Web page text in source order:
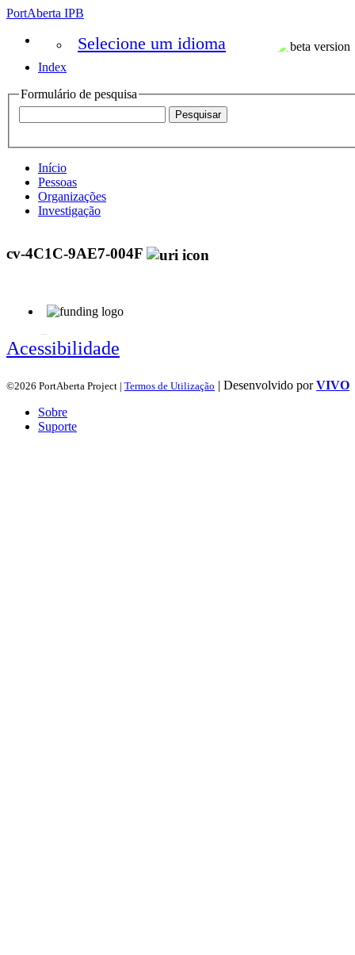
PortAberta IPB
Selecione um idioma
Index
Formulário de pesquisa
Início
Pessoas
Organizações
Investigação
cv-4C1C-9AE7-004F
Acessibilidade
©2026 PortAberta Project | Termos de Utilização | Desenvolvido porVIVO
Sobre
Suporte